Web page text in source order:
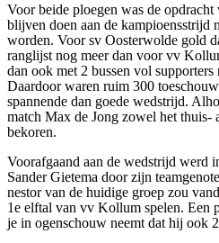
Voor beide ploegen was de
blijven doen aan de kampioensstrijd
worden. Voor sv Oosterwolde gold
ranglijst nog meer dan voor vv
dan ook met 2 bussen vol
Daardoor waren ruim 300
spannende dan goede wedstrijd.
match Max de Jong zowel het thuis-
bekoren.
Voorafgaand aan de wedstrijd werd
Sander Gietema door zijn
nestor van de huidige groep zou
1e elftal van vv Kollum spelen. Een
je in ogenschouw neemt dat hij ook